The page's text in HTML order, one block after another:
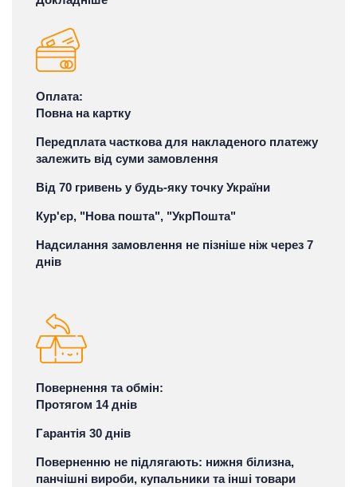
Оплата:
Повна на картку
Передплата часткова для накладеного платежу
залежить від суми замовлення
Від 70 гривень у будь-яку точку України
Кур'єр, "Нова пошта", "УкрПошта"
Надсилання замовлення не пізніше ніж через 7
днів
Повернення та обмін:
Протягом 14 днів
Гарантія 30 днів
Поверненню не підлягають: нижня білизна,
панчішні вироби, купальники та інші товари